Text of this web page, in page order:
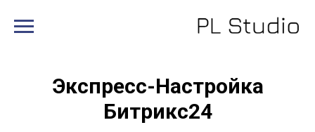
Экспресс-Настройка
Битрикс24